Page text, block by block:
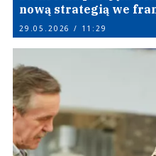
nową strategią we
29.05.2026 / 11:29